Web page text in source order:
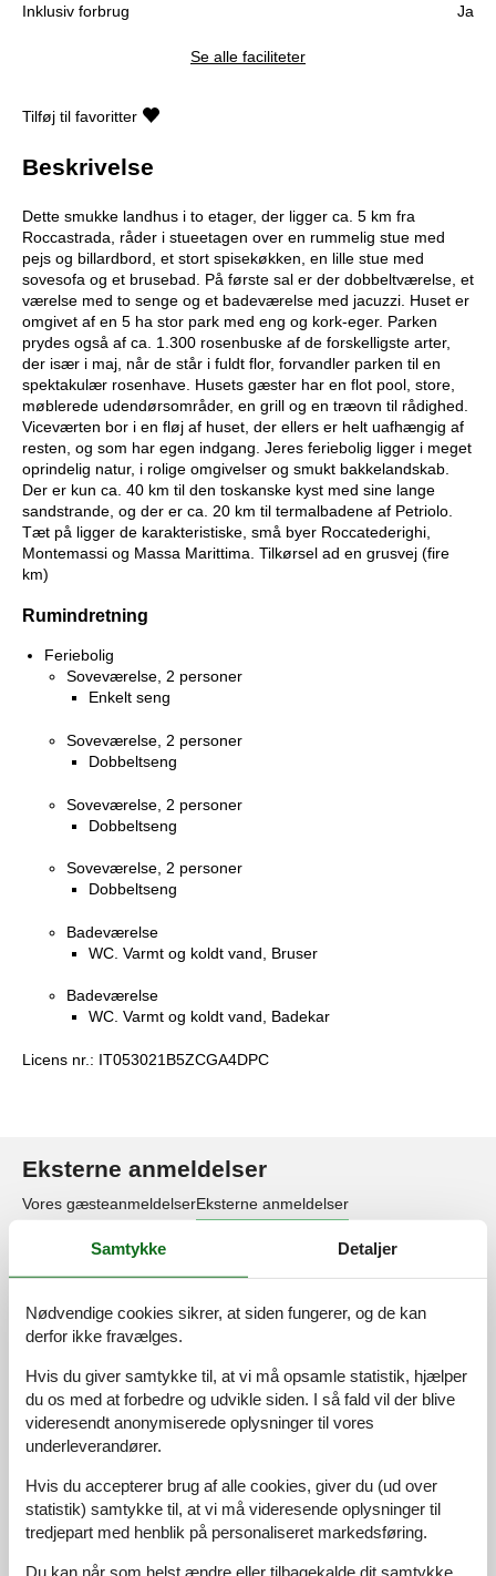
Inklusiv forbrug
Ja
Se alle faciliteter
Tilføj til favoritter
Beskrivelse
Dette smukke landhus i to etager, der ligger ca. 5 km fra
Roccastrada, råder i stueetagen over en rummelig stue med
pejs og billardbord, et stort spisekøkken, en lille stue med
sovesofa og et brusebad. På første sal er der dobbeltværelse, et
værelse med to senge og et badeværelse med jacuzzi. Huset er
omgivet af en 5 ha stor park med eng og kork-eger. Parken
prydes også af ca. 1.300 rosenbuske af de forskelligste arter,
der især i maj, når de står i fuldt flor, forvandler parken til en
spektakulær rosenhave. Husets gæster har en flot pool, store,
møblerede udendørsområder, en grill og en træovn til rådighed.
Viceværten bor i en fløj af huset, der ellers er helt uafhængig af
resten, og som har egen indgang. Jeres feriebolig ligger i meget
oprindelig natur, i rolige omgivelser og smukt bakkelandskab.
Der er kun ca. 40 km til den toskanske kyst med sine lange
sandstrande, og der er ca. 20 km til termalbadene af Petriolo.
Tæt på ligger de karakteristiske, små byer Roccatederighi,
Montemassi og Massa Marittima. Tilkørsel ad en grusvej (fire
km)
Rumindretning
Feriebolig
Soveværelse, 2 personer
Enkelt seng
Soveværelse, 2 personer
Dobbeltseng
Soveværelse, 2 personer
Dobbeltseng
Soveværelse, 2 personer
Dobbeltseng
Badeværelse
WC. Varmt og koldt vand, Bruser
Badeværelse
WC. Varmt og koldt vand, Badekar
Licens nr.: IT053021B5ZCGA4DPC
Eksterne anmeldelser
Vores gæsteanmeldelserEksterne anmeldelser
5,0
2 eksterne anmeldelser
5,0 august 2025
Tjek ind: 5 Rengøring: 5 Komfort:
Faciliteter:
5
5,0 juli 2025
Tjek ind: Rengøring: 5 Komfort:
Samtykke Detaljer
Nødvendige cookies sikrer, at siden fungerer, og de kan
derfor ikke fravælges.
Hvis du giver samtykke til, at vi må opsamle statistik, hjælper
du os med at forbedre og udvikle siden. I så fald vil der blive
videresendt anonymiserede oplysninger til vores
underleverandører.
Hvis du accepterer brug af alle cookies, giver du (ud over
statistik) samtykke til, at vi må videresende oplysninger til
tredjepart med henblik på personaliseret markedsføring.
Du kan når som helst ændre eller tilbagekalde dit samtykke